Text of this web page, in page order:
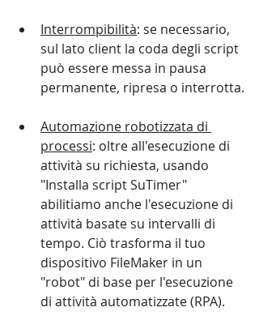
Interrompibilità: se necessario,
sul lato client la coda degli script
può essere messa in pausa
permanente, ripresa o interrotta.
Automazione robotizzata di
processi: oltre all'esecuzione di
attività su richiesta, usando
"Installa script SuTimer"
abilitiamo anche l'esecuzione di
attività basate su intervalli di
tempo. Ciò trasforma il tuo
dispositivo FileMaker in un
"robot" di base per l'esecuzione
di attività automatizzate (RPA).